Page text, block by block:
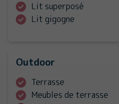
Lit superposé
Lit gigogne
Outdoor
Terrasse
Meubles de terrasse